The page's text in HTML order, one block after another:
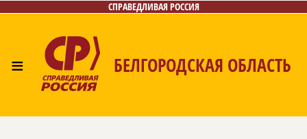
СПРАВЕДЛИВАЯ РОССИЯ
≡ БЕЛГОРОДСКАЯ ОБЛАСТЬ